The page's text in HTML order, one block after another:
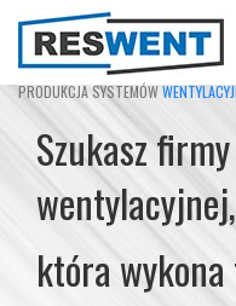
PRODUKCJA SYSTEMÓW
Szukasz
wentylacyjnej,
która